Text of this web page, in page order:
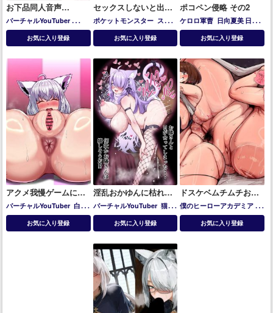
お下品同人音声
♡AZKi♡
バーチャルYouTuber
AZKi
お気に入り登録
セックスしないと出ら
れないスイレン
ポケットモンスター スイレ
ン
お気に入り登録
ポコペン侵略 その2
ケロロ軍曹 日向夏美 日向
秋
お気に入り登録
アクメ我慢ゲームに敗
北しちゃうフブキ
バーチャルYouTuber 白上
フブキ
お気に入り登録
淫乱おかゆんに枯れる
まで搾り取られちゃう
お隣さん
バーチャルYouTuber 猫又
おかゆ
お気に入り登録
ドスケベムチムチお茶
子とバックや正常位で
ハメまくる!!
僕のヒーローアカデミア 麗
日お茶子
お気に入り登録